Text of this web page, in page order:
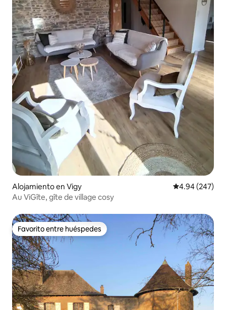
Alojamiento en Vigy Calificación
4.94 (247)
Au ViGîte, gîte de village cosy
Favorito entre huéspedes
Favorito entre huéspedes